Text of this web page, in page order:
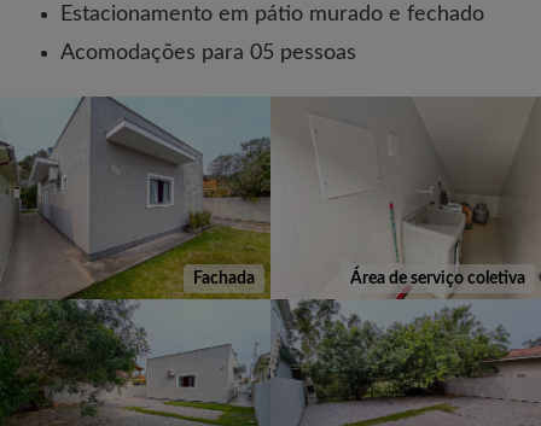
Estacionamento em pátio murado e fechado
Acomodações para 05 pessoas
Fachada Área de serviço coletiva